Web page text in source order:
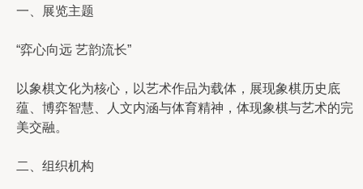
一、展览主题
“弈心向远 艺韵流长”
以象棋文化为核心，以艺术作品为载体，展现象棋历史底
蕴、博弈智慧、人文内涵与体育精神，体现象棋与艺术的完
美交融。
二、组织机构